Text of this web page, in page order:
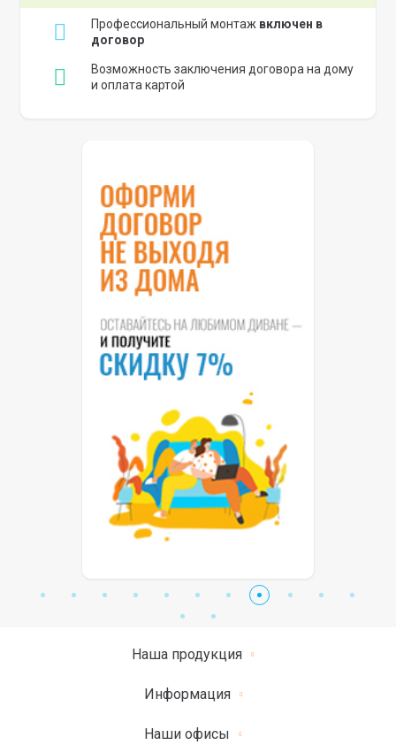
Профессиональный монтаж включен в
договор
Возможность заключения договора на дому
и оплата картой
Наша продукция
Информация
Наши офисы